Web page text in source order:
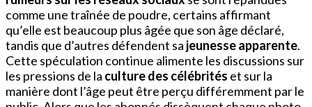
comme une traînée de poudre, certains affirmant
qu’elle est beaucoup plus âgée que son âge déclaré,
tandis que d’autres défendent sa jeunesse apparente.
Cette spéculation continue alimente les discussions sur
les pressions de la culture des célébrités et sur la
manière dont l’âge peut être perçu différemment par le